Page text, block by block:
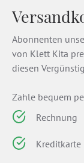
Abonnenten
von Klett Kita
diesen
Zahle bequem
Rechnung
Kreditkarte